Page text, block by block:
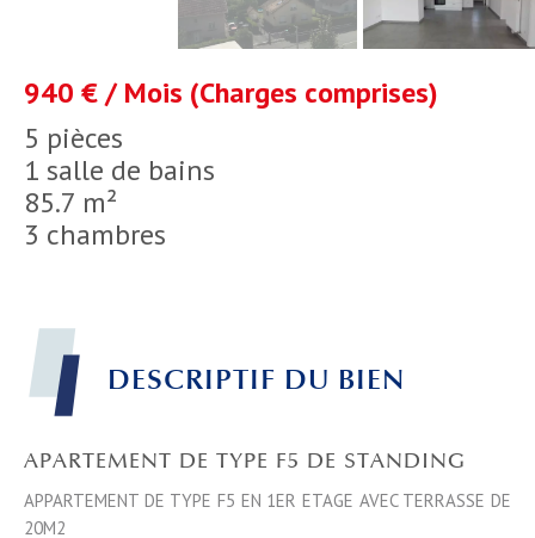
5 pièces
1 salle de bains
85.7 m²
3 chambres
940 € / Mois (Charges comprises)
DESCRIPTIF DU BIEN
APARTEMENT DE TYPE F5 DE STANDING
APPARTEMENT DE TYPE F5 EN 1ER ETAGE AVEC TERRASSE DE
20M2